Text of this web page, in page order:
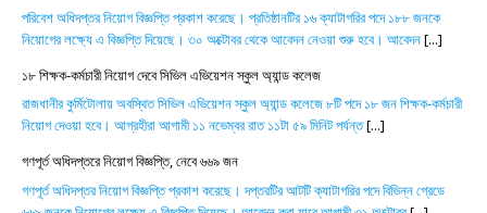
পরিবেশ অধিদপ্তর নিয়োগ বিজ্ঞপ্তি প্রকাশ করেছে। প্রতিষ্ঠানটির ১৬ ক্যাটাগরির পদে ১৮৮ জনকে
নিয়োগের লক্ষ্যে এ বিজ্ঞপ্তি দিয়েছে। ৩০ অক্টোবর থেকে আবেদন নেওয়া শুরু হবে। আবেদন[...]
১৮ শিক্ষক-কর্মচারী নিয়োগ দেবে সিভিল এভিয়েশন স্কুল অ্যান্ড কলেজ
রাজধানীর কুর্মিটোলায় অবস্থিত সিভিল এভিয়েশন স্কুল অ্যান্ড কলেজে ৮টি পদে ১৮ জন শিক্ষক-কর্মচারী
নিয়োগ দেওয়া হবে। আগ্রহীরা আগামী ১১ নভেম্বর রাত ১১টা ৫৯ মিনিট পর্যন্ত[...]
গণপূর্ত অধিদপ্তরে নিয়োগ বিজ্ঞপ্তি, নেবে ৬৬৯ জন
গণপূর্ত অধিদপ্তর নিয়োগ বিজ্ঞপ্তি প্রকাশ করেছে। দপ্তরটির আটটি ক্যাটাগরির পদে বিভিন্ন গ্রেডে